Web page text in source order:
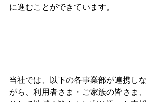
に進むことができています。
当社では、以下の各事業部が連携しな
がら、利用者さま・ご家族の皆さま、